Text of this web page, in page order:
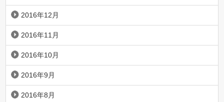
2016年12月
2016年11月
2016年10月
2016年9月
2016年8月